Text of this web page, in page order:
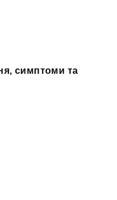
симптоми та